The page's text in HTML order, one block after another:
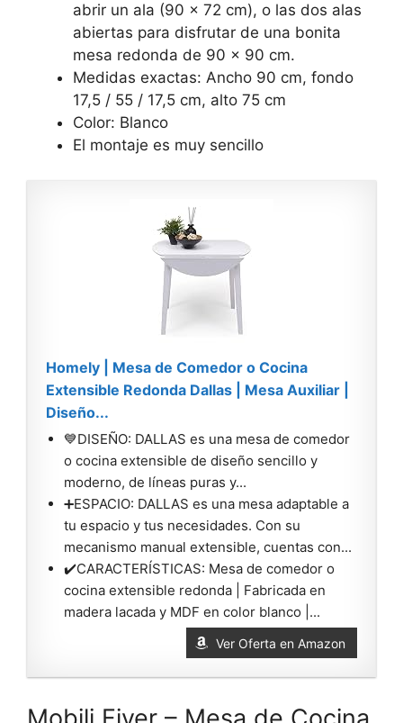
abrir un ala (90 x 72 cm), o las dos alas
abiertas para disfrutar de una bonita
mesa redonda de 90 x 90 cm.
Medidas exactas: Ancho 90 cm, fondo
17,5 / 55 / 17,5 cm, alto 75 cm
Color: Blanco
El montaje es muy sencillo
Homely | Mesa de Comedor o Cocina
Extensible Redonda Dallas | Mesa Auxiliar |
Diseño...
💙DISEÑO: DALLAS es una mesa de comedor
o cocina extensible de diseño sencillo y
moderno, de líneas puras y...
➕ESPACIO: DALLAS es una mesa adaptable a
tu espacio y tus necesidades. Con su
mecanismo manual extensible, cuentas con...
✔️CARACTERÍSTICAS: Mesa de comedor o
cocina extensible redonda | Fabricada en
madera lacada y MDF en color blanco |...
Ver Oferta en Amazon